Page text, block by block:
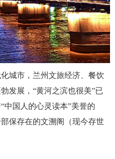
城市， 兰州文旅经济、餐饮
发展，“黄河之滨也很美”已
中国人的心灵读本”美誉的
保存在的文溯阁
（现今存世